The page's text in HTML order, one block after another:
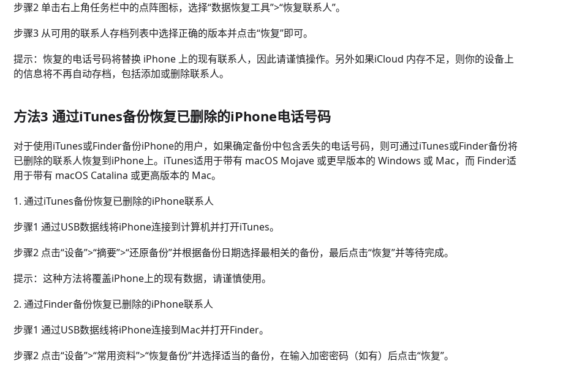
步骤2 单击右上角任务栏中的点阵图标，选择“数据恢复工具”>“恢复联系人”。
步骤3 从可用的联系人存档列表中选择正确的版本并点击“恢复”即可。
提示：恢复的电话号码将替换 iPhone 上的现有联系人，因此请谨慎操作。另外如果iCloud 内存不足，则你的设备上
的信息将不再自动存档，包括添加或删除联系人。
方法3 通过iTunes备份恢复已删除的iPhone电话号码
对于使用iTunes或Finder备份iPhone的用户，如果确定备份中包含丢失的电话号码，则可通过iTunes或Finder备份将
已删除的联系人恢复到iPhone上。iTunes适用于带有 macOS Mojave 或更早版本的 Windows 或 Mac，而 Finder适
用于带有 macOS Catalina 或更高版本的 Mac。
1. 通过iTunes备份恢复已删除的iPhone联系人
步骤1 通过USB数据线将iPhone连接到计算机并打开iTunes。
步骤2 点击“设备”>“摘要”>“还原备份”并根据备份日期选择最相关的备份，最后点击“恢复”并等待完成。
提示：这种方法将覆盖iPhone上的现有数据，请谨慎使用。
2. 通过Finder备份恢复已删除的iPhone联系人
步骤1 通过USB数据线将iPhone连接到Mac并打开Finder。
步骤2 点击“设备”>“常用资料”>“恢复备份”并选择适当的备份，在输入加密密码（如有）后点击“恢复”。